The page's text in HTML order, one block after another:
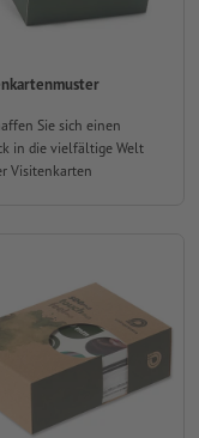
Sie sich einen
in die vielfältige Welt
Visitenkarten